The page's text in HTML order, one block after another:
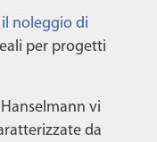
il noleggio di
per progetti
vi
da